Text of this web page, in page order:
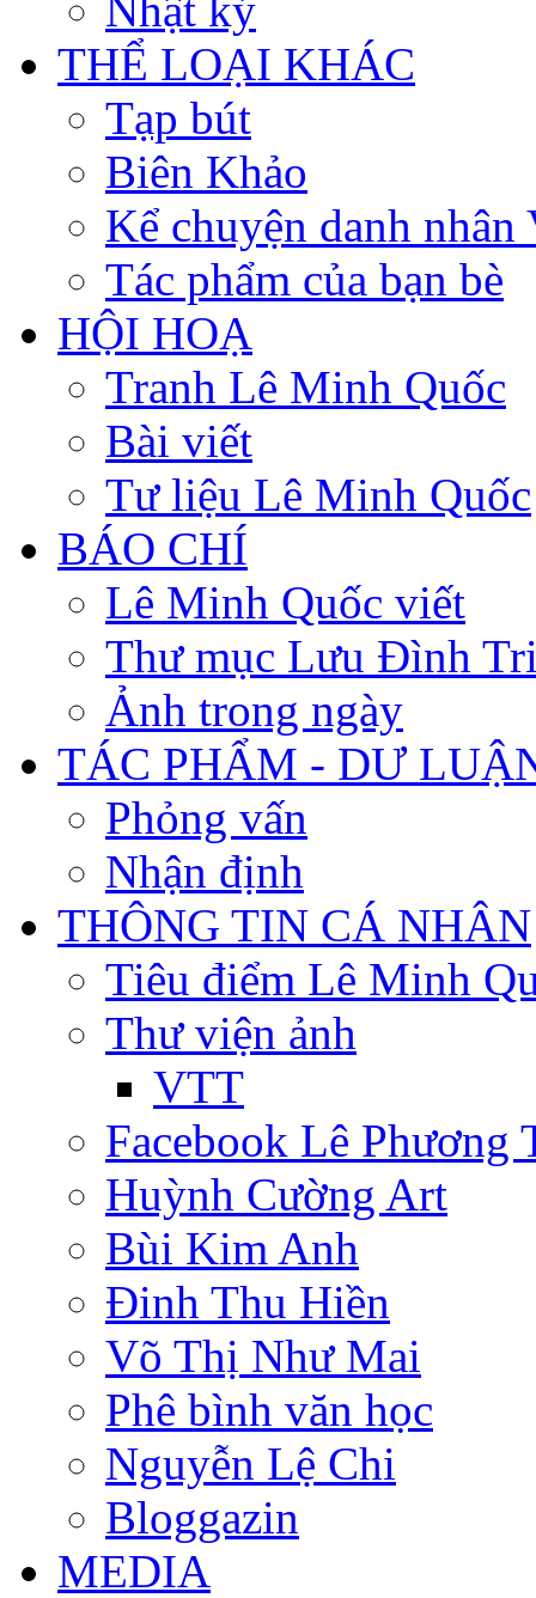
THỂ LOẠI KHÁC
Tạp bút
Biên Khảo
Kể chuyện danh nhân
Tác phẩm của bạn bè
HỘI HOẠ
Tranh Lê Minh Quốc
Bài viết
Tư liệu Lê Minh Quốc
BÁO CHÍ
Lê Minh Quốc viết
Thư mục Lưu Đình
Ảnh trong ngày
TÁC PHẨM - DƯ
Phỏng vấn
Nhận định
THÔNG TIN CÁ NHÂN
Tiêu điểm Lê Minh
Thư viện ảnh
VTT
Facebook Lê Phương
Huỳnh Cường Art
Bùi Kim Anh
Đinh Thu Hiền
Võ Thị Như Mai
Phê bình văn học
Nguyễn Lệ Chi
Bloggazin
MEDIA